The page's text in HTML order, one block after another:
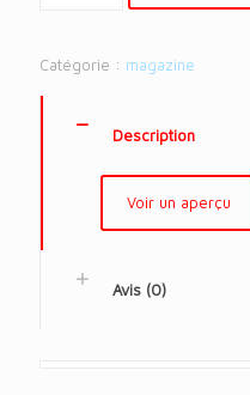
Catégorie : magazine
Description
Voir un aperçu
Avis (0)